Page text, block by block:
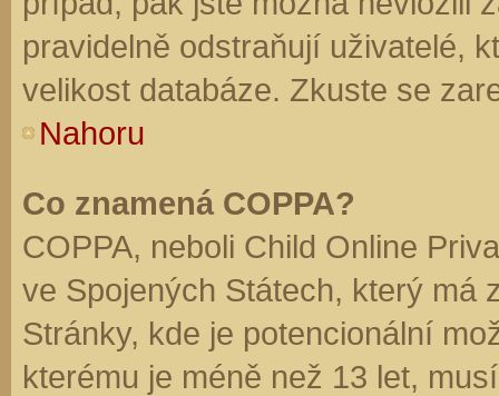
pravidelně odstraňují uživatelé,
velikost databáze. Zkuste se
Nahoru
Co znamená COPPA?
COPPA, neboli Child Online
ve Spojených Státech, který má
Stránky, kde je potencionální
kterému je méně než 13 let,